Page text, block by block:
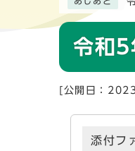
令和5
[公開日：
添付フ